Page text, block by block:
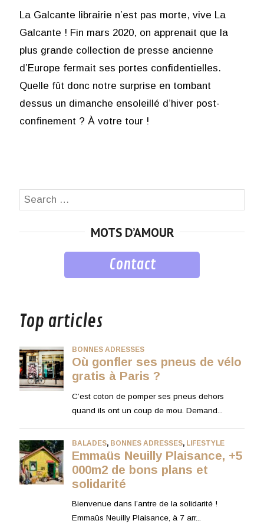
La Galcante librairie n’est pas morte, vive La
Galcante ! Fin mars 2020, on apprenait que la
plus grande collection de presse ancienne
d’Europe fermait ses portes confidentielles.
Quelle fût donc notre surprise en tombant
dessus un dimanche ensoleillé d’hiver post-
confinement ? À votre tour !
Search
MOTS D’AMOUR
Contact
Top articles